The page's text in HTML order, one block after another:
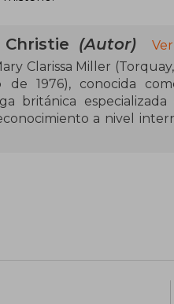
(Autor)
Clarissa Miller
de 1976), conocida
británica
a nivel
policiales, 6 novelas
misterioso caso de
Beresford.